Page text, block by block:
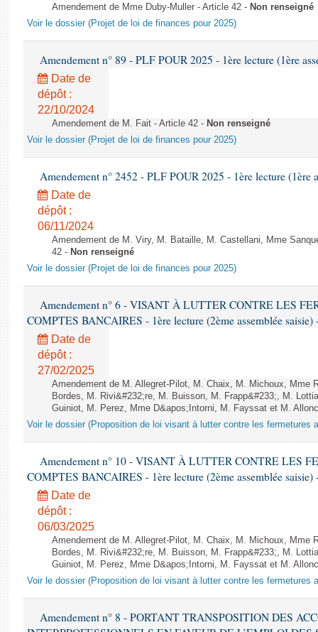
Amendement de Mme Duby-Muller - Article 42 - Non renseigné
Voir le dossier (Projet de loi de finances pour 2025)
Amendement n° 89 - PLF POUR 2025 - 1ère lecture (1ère
Date de
dépôt :
22/10/2024
Amendement de M. Fait - Article 42 - Non renseigné
Voir le dossier (Projet de loi de finances pour 2025)
Amendement n° 2452 - PLF POUR 2025 - 1ère lecture (1ère
Date de
dépôt :
06/11/2024
Amendement de M. Viry, M. Bataille, M. Castellani, Mme
42 - Non renseigné
Voir le dossier (Projet de loi de finances pour 2025)
Amendement n° 6 - VISANT À LUTTER CONTRE LES
COMPTES BANCAIRES - 1ère lecture (2ème assemblée saisie)
Date de
dépôt :
27/02/2025
Amendement de M. Allegret-Pilot, M. Chaix, M. Michoux, Mme
Bordes, M. Rivi&#232;re, M. Buisson, M. Frapp&#233;, M.
Guiniot, M. Perez, Mme D&apos;Intorni, M. Fayssat et M.
Voir le dossier (Proposition de loi visant à lutter contre les fermetures
Amendement n° 10 - VISANT À LUTTER CONTRE LES
COMPTES BANCAIRES - 1ère lecture (2ème assemblée saisie)
Date de
dépôt :
06/03/2025
Amendement de M. Allegret-Pilot, M. Chaix, M. Michoux, Mme
Bordes, M. Rivi&#232;re, M. Buisson, M. Frapp&#233;, M.
Guiniot, M. Perez, Mme D&apos;Intorni, M. Fayssat et M.
Voir le dossier (Proposition de loi visant à lutter contre les fermetures
Amendement n° 8 - PORTANT TRANSPOSITION DES